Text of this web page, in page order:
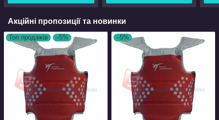
Акційні пропозиції та новинки
Топ продажів –5% –5%